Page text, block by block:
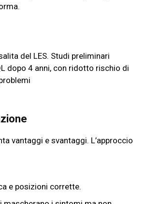
del LES. Studi preliminari
dopo 4 anni, con ridotto rischio di
vantaggi e svantaggi. L’approccio
e posizioni corrette.